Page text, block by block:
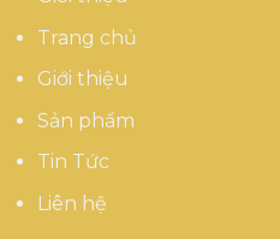
Trang chủ
Giới thiệu
Sản phẩm
Tin Tức
Liên hệ